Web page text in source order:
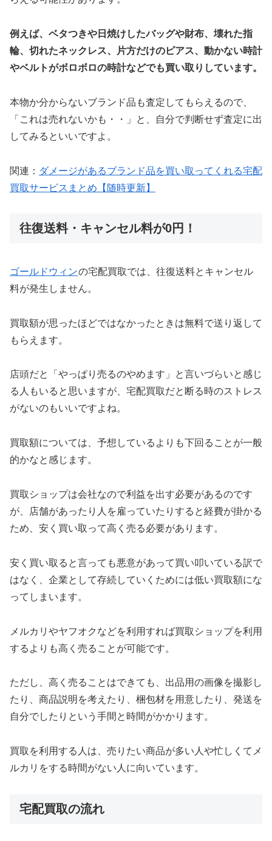
例えば、ベタつきや日焼けしたバッグや財布、壊れた指
輪、切れたネックレス、片方だけのピアス、動かない時計
やベルトがボロボロの時計などでも買い取りしています。
本物か分からないブランド品も査定してもらえるので、
「これは売れないかも・・」と、自分で判断せず査定に出
してみるといいですよ。
関連： ダメージがあるブランド品を買い取ってくれる宅配
買取サービスまとめ【随時更新】
往復送料・キャンセル料が0円！
ゴールドウィンの宅配買取では、往復送料とキャンセル
料が発生しません。
買取額が思ったほどではなかったときは無料で送り返して
もらえます。
店頭だと「やっぱり売るのやめます」と言いづらいと感じ
る人もいると思いますが、宅配買取だと断る時のストレス
がないのもいいですよね。
買取額については、予想しているよりも下回ることが一般
的かなと感じます。
買取ショップは会社なので利益を出す必要があるのです
が、店舗があったり人を雇っていたりすると経費が掛かる
ため、安く買い取って高く売る必要があります。
安く買い取ると言っても悪意があって買い叩いている訳で
はなく、企業として存続していくためには低い買取額にな
ってしまいます。
メルカリやヤフオクなどを利用すれば買取ショップを利用
するよりも高く売ることが可能です。
ただし、高く売ることはできても、出品用の画像を撮影し
たり、商品説明を考えたり、梱包材を用意したり、発送を
自分でしたりという手間と時間がかかります。
買取を利用する人は、売りたい商品が多い人や忙しくてメ
ルカリをする時間がない人に向いています。
宅配買取の流れ